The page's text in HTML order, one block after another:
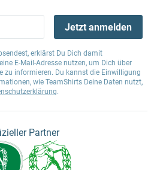
Jetzt anmelden
erklärst Du Dich damit
E-Mail-Adresse nutzen, um Dich über
zu informieren. Du kannst die Einwilligung
wie TeamShirts Deine Daten nutzt,
.
Partner